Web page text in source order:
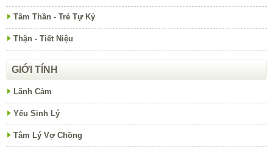
Tâm Thần - Trẻ Tự Kỷ
Thận - Tiết Niệu
GIỚI TÍNH
Lãnh Cảm
Yếu Sinh Lý
Tâm Lý Vợ Chồng